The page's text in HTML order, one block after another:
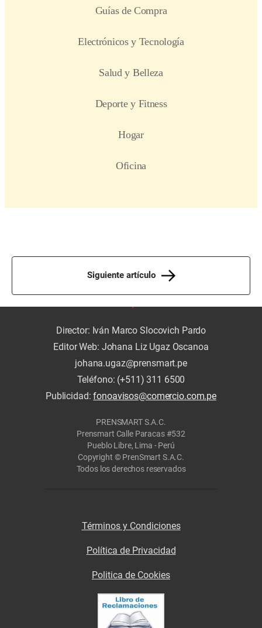
Siguiente artículo
Director: Iván Marco Slocovich Pardo
Editor Web: Johana Liz Ugaz Oscanoa
johana.ugaz@prensmart.pe
Teléfono: (+511) 311 6500
Publicidad:fonoavisos@comercio.com.pe
PRENSMART S.A.C.
Prensmart Calle Paracas #532
Pueblo Libre, Lima - Perú
Copyright © PrenSmart S.A.C.
Todos los derechos reservados
Términos y Condiciones
Política de Privacidad
Politica de Cookies